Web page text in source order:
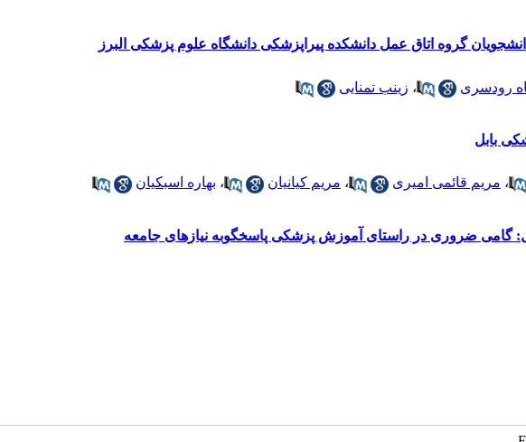
گروه اتاق عمل دانشکده پیراپزشکی دانشگاه علوم پزشکی البرز
رودسری ، زینب تمنایی
، مریم قائمی امیری ، مریم کیانیان ، بهاره اسبکیان
گامی ضروری در راستای آموزش پزشکی پاسخگوبه نیازهای جامعه